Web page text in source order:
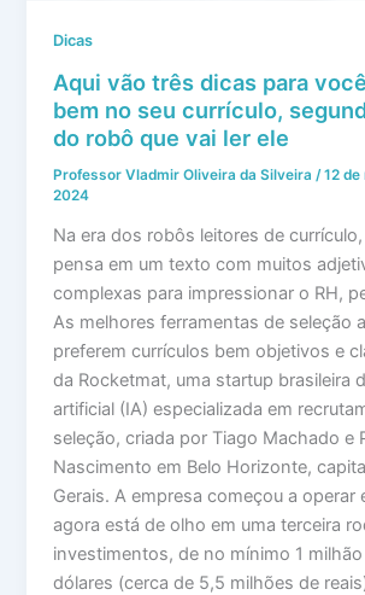
Dicas
Aqui vão três dicas para
bem no seu currículo,
do robô que vai ler ele
Professor Vladmir Oliveira da Silveira/12
2024
Na era dos robôs leitores de
pensa em um texto com muitos
complexas para impressionar o RH,
As melhores ferramentas de seleção
preferem currículos bem objetivos e
da Rocketmat, uma startup brasileira
artificial (IA) especializada em
seleção, criada por Tiago Machado e
Nascimento em Belo Horizonte,
Gerais. A empresa começou a operar
agora está de olho em uma terceira
investimentos, de no mínimo 1
dólares (cerca de 5,5 milhões de